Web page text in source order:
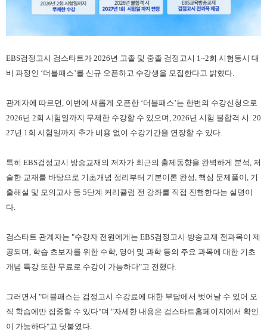
EBS검정고시 검스타트가 2026년 고졸 및 중졸 검정고시 1~2회 시험동시 대
비 과정인 ‘더블패스’를 신규 오픈하고 수강생을 모집한다고 밝혔다.
관계자에 따르면, 이번에 새롭게 오픈한 ‘더블패스’는 한번의 수강신청으로
2026년 2회 시험일까지 무제한 수강할 수 있으며, 2026년 시험 불합격 시. 20
27년 1회 시험일까지 추가 비용 없이 수강기간을 연장할 수 있다.
특히 EBS검정고시 방송교재의 저자가 최근의 출제동향을 완벽하게 분석, 저
술한 교재를 바탕으로 기초개념 정리부터 기본이론 완성, 핵심 문제풀이, 기
출해설 및 모의고사 등 5단계 커리큘럼 전 강좌를 직접 진행한다는 설명이
다.
검스타트 관계자는 "수강자 전원에게는 EBS검정고시 방송교재 전과목이 제
공되며, 학습 초보자를 위한 수학, 영어 및 과학 등의 주요 과목에 대한 기초
개념 특강 또한 무료로 수강이 가능하다"고 전했다.
그러면서 "더블패스는 검정고시 수강료에 대한 부담에서 벗어날 수 있어 오
직 학습에만 집중할 수 있다"며 "자세한 내용은 검스타트홈페이지에서 확인
이 가능하다"고 덧붙였다.